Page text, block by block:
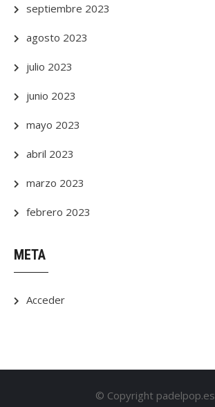
septiembre 2023
agosto 2023
julio 2023
junio 2023
mayo 2023
abril 2023
marzo 2023
febrero 2023
META
Acceder
© Copyright padelpop.es